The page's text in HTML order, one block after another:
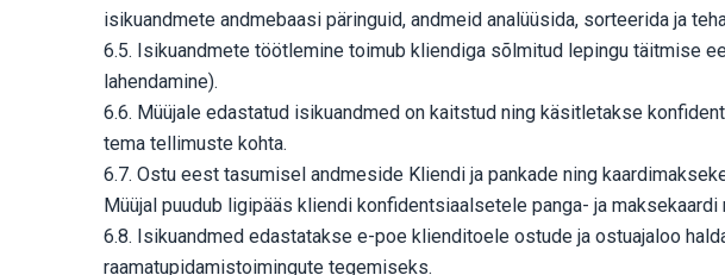
isikuandmete andmebaasi päringuid, andmeid analüüsida, sorteerida ja
6.5. Isikuandmete töötlemine toimub kliendiga sõlmitud lepingu täitmise
lahendamine).
6.6. Müüjale edastatud isikuandmed on kaitstud ning käsitletakse
tema tellimuste kohta.
6.7. Ostu eest tasumisel andmeside Kliendi ja pankade ning
Müüjal puudub ligipääs kliendi konfidentsiaalsetele panga- ja
6.8. Isikuandmed edastatakse e-poe klienditoele ostude ja ostuajaloo
raamatupidamistoimingute tegemiseks.